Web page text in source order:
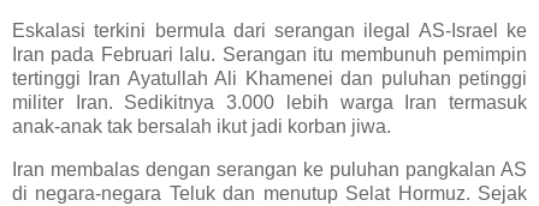
Eskalasi terkini bermula dari serangan ilegal AS-Israel ke
Iran pada Februari lalu. Serangan itu membunuh pemimpin
tertinggi Iran Ayatullah Ali Khamenei dan puluhan petinggi
militer Iran. Sedikitnya 3.000 lebih warga Iran termasuk
anak-anak tak bersalah ikut jadi korban jiwa.
Iran membalas dengan serangan ke puluhan pangkalan AS
di negara-negara Teluk dan menutup Selat Hormuz. Sejak